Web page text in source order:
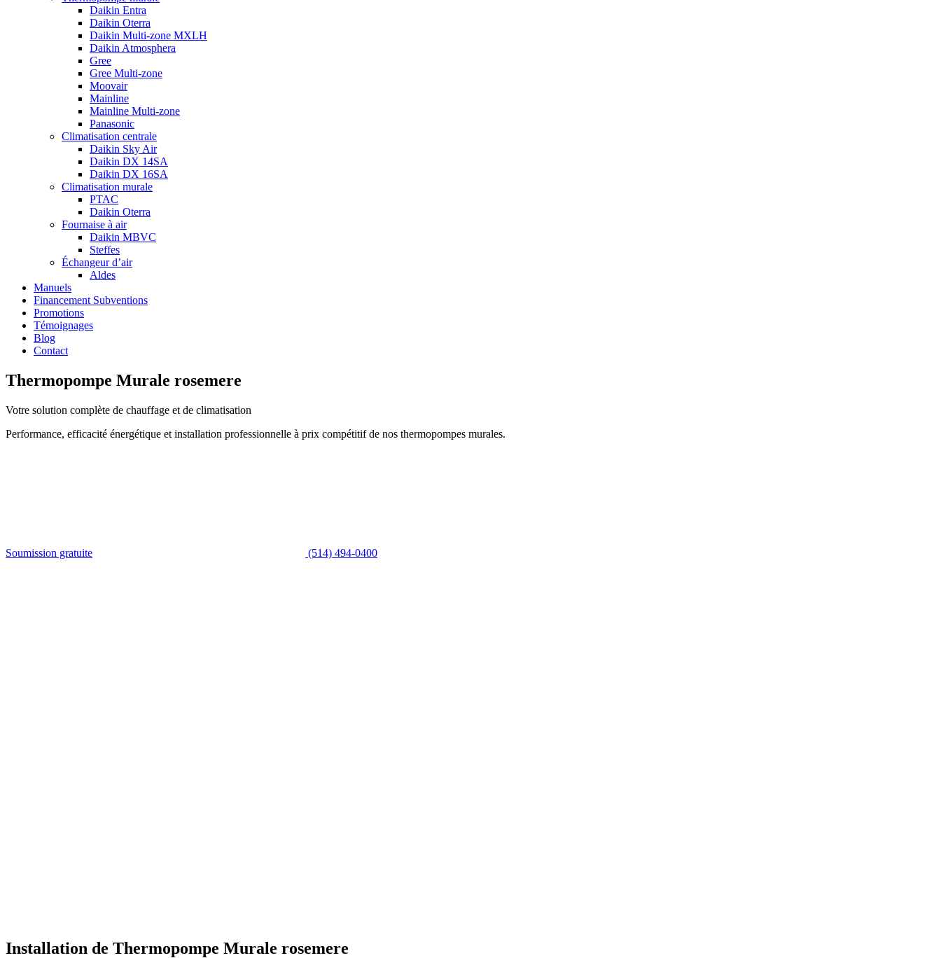
Daikin Entra
Daikin Oterra
Daikin Multi-zone MXLH
Daikin Atmosphera
Gree
Gree Multi-zone
Moovair
Mainline
Mainline Multi-zone
Panasonic
Climatisation centrale
Daikin Sky Air
Daikin DX 14SA
Daikin DX 16SA
Climatisation murale
PTAC
Daikin Oterra
Fournaise à air
Daikin MBVC
Steffes
Échangeur d’air
Aldes
Manuels
Financement Subventions
Promotions
Témoignages
Blog
Contact
Thermopompe Murale rosemere
Votre solution complète de chauffage et de climatisation
Performance, efficacité énergétique et installation professionnelle à prix compétitif de nos thermopompes murales.
Soumission gratuite (514) 494-0400
Installation de Thermopompe Murale rosemere